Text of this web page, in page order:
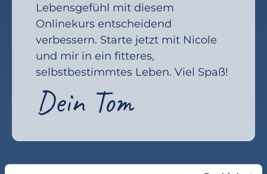
Lebensgefühl mit diesem
Onlinekurs entscheidend
verbessern. Starte jetzt mit Nicole
und mir in ein fitteres,
selbstbestimmtes Leben. Viel Spaß!
Dein Tom